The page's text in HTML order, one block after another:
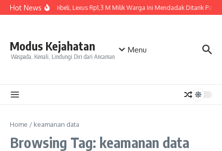
Skip to content
Hot NewsBaru Dibeli, Lexus Rp1,3 M Milik Warga Ini Mendadak Ditarik
Modus Kejahatan
Waspada, Kenali, Lindungi Diri dari Ancaman
Menu
Home / keamanan data
Browsing Tag: keamanan data